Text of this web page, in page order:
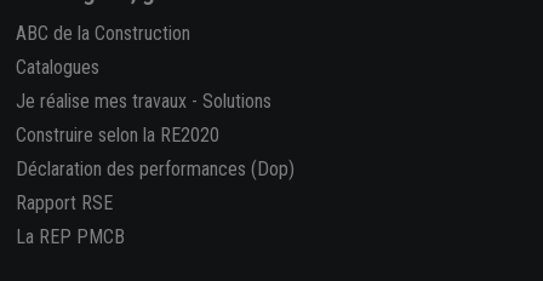
ABC de la Construction
Catalogues
Je réalise mes travaux - Solutions
Construire selon la RE2020
Déclaration des performances (Dop)
Rapport RSE
La REP PMCB